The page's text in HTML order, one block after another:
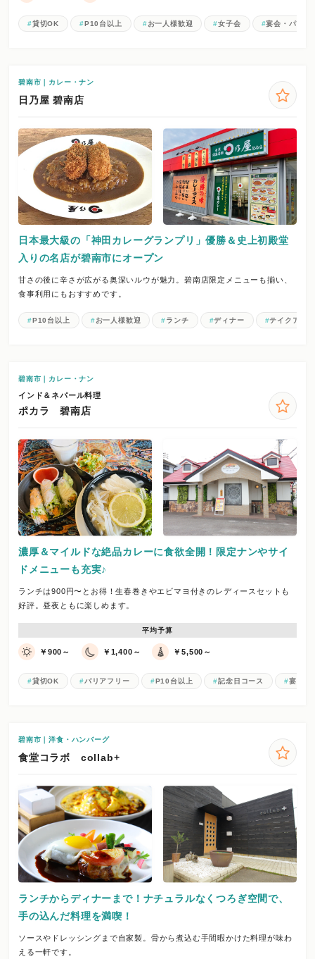
貸切OK P10台以上 お一人様歓迎 女子会 宴会・パーテ
碧南市｜カレー・ナン
日乃屋 碧南店
日本最大級の「神田カレーグランプリ」優勝＆史上初殿堂
入りの名店が碧南市にオープン
甘さの後に辛さが広がる奥深いルウが魅力。碧南店限定メニューも揃い、
食事利用にもおすすめです。
P10台以上 お一人様歓迎 ランチ ディナー テイクアウト
碧南市｜カレー・ナン
インド＆ネパール料理
ポカラ 碧南店
濃厚＆マイルドな絶品カレーに食欲全開！限定ナンやサイ
ドメニューも充実♪
ランチは900円〜とお得！生春巻きやエビマヨ付きのレディースセットも
好評。昼夜ともに楽しめます。
平均予算
￥900～ ￥1,400～ ￥5,500～
貸切OK バリアフリー P10台以上 記念日コース 宴会・
碧南市｜洋食・ハンバーグ
食堂コラボ collab+
ランチからディナーまで！ナチュラルなくつろぎ空間で、
手の込んだ料理を満喫！
ソースやドレッシングまで自家製。骨から煮込む手間暇かけた料理が味わ
える一軒です。